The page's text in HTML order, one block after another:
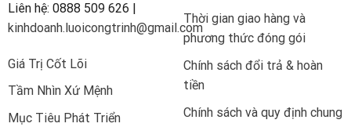
Liên hệ: 0888 509 626 |
kinhdoanh.luoicongtrinh@gmail.com
Giá Trị Cốt Lõi
Tầm Nhìn Xứ Mệnh
Mục Tiêu Phát Triển
Thời gian giao hàng và
phương thức đóng gói
Chính sách đổi trả & hoàn
tiền
Chính sách và quy định chung